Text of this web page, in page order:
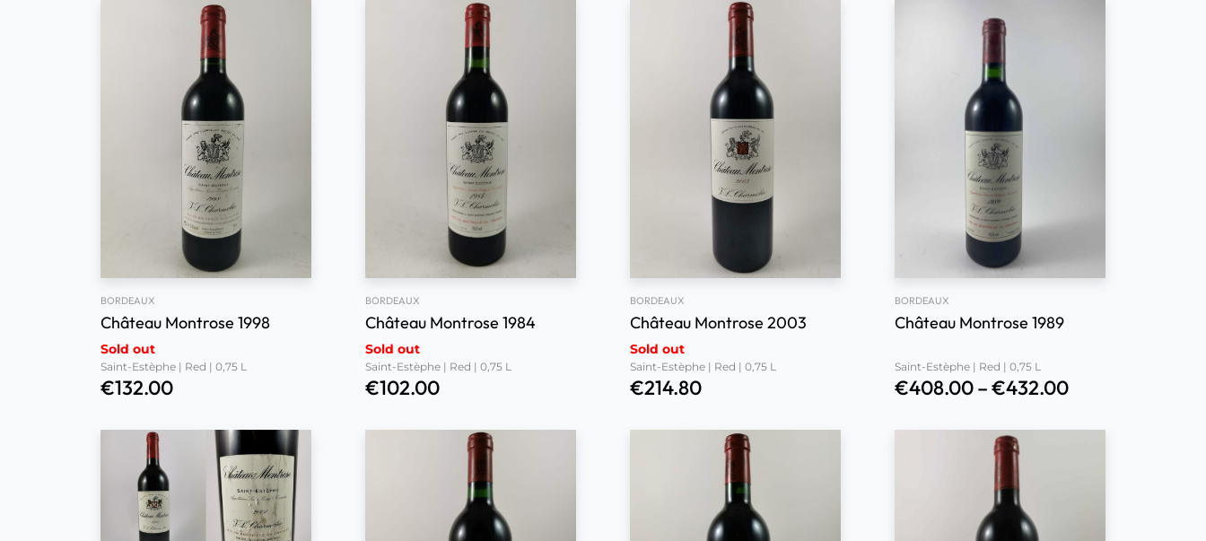
BORDEAUX
Château Montrose 1998
Sold out
Saint-Estèphe | Red | 0,75 L
€132.00
BORDEAUX
Château Montrose 1984
Sold out
Saint-Estèphe | Red | 0,75 L
€102.00
BORDEAUX
Château Montrose 2003
Sold out
Saint-Estèphe | Red | 0,75 L
€214.80
BORDEAUX
Château Montrose 1989
Saint-Estèphe | Red | 0,75 L
€408.00–€432.00